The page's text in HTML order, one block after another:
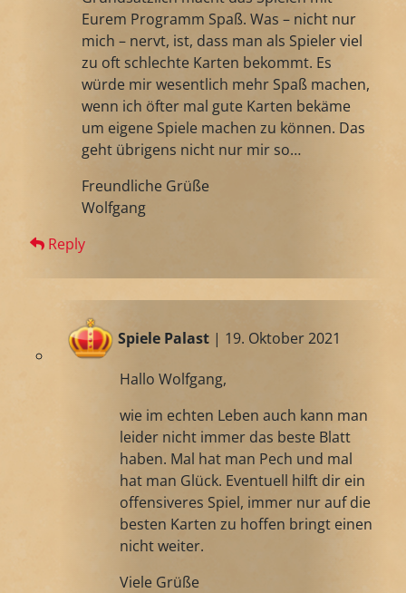
Eurem Programm Spaß. Was – nicht nur
mich – nervt, ist, dass man als Spieler viel
zu oft schlechte Karten bekommt. Es
würde mir wesentlich mehr Spaß machen,
wenn ich öfter mal gute Karten bekäme
um eigene Spiele machen zu können. Das
geht übrigens nicht nur mir so…
Freundliche Grüße
Wolfgang
Reply
Spiele Palast | 19. Oktober 2021
Hallo Wolfgang,
wie im echten Leben auch kann man
leider nicht immer das beste Blatt
haben. Mal hat man Pech und mal
hat man Glück. Eventuell hilft dir ein
offensiveres Spiel, immer nur auf die
besten Karten zu hoffen bringt einen
nicht weiter.
Viele Grüße